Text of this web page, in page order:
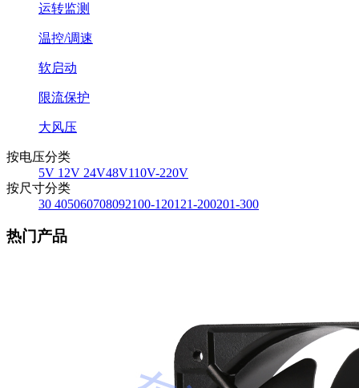
运转监测
温控/调速
软启动
限流保护
大风压
按电压分类
5V 12V 24V48V110V-220V
按尺寸分类
30 405060708092100-120121-200201-300
热门产品